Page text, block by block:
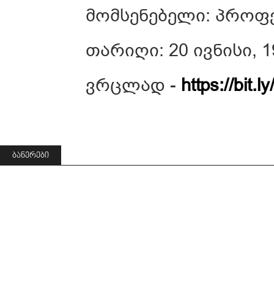
მომსენებელი:
თარიღი: 20 ივნისი,
ვრცლად - https://
ᲑᲐᲜᲔᲠᲔᲑᲘ